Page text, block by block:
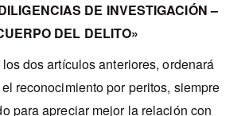
DE INVESTIGACIÓN –
DEL DELITO»
dos artículos anteriores, ordenará
reconocimiento por peritos, siempre
para apreciar mejor la relación con